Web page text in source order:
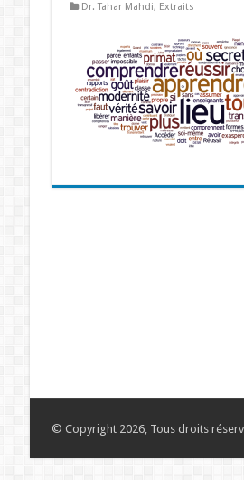
Dr. Tahar Mahdi, Extraits
© Copyright 2026, Tous droits